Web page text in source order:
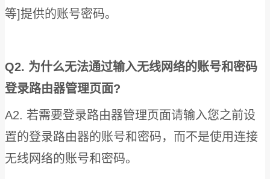
等]提供的账号密码。
Q2. 为什么无法通过输入无线网络的账号和密码
登录路由器管理页面?
A2. 若需要登录路由器管理页面请输入您之前设
置的登录路由器的账号和密码，而不是使用连接
无线网络的账号和密码。